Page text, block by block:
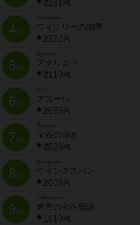
2281名
4位
Viticulture
ワイナリーの四季
2272名
5位
Agricola
アグリコラ
2119名
6位
Azul
アズール
2035名
7位
宝石の煌き
2028名
8位
Wingspan
ウイングスパン
2006名
9位
7 Wonders
世界の七不思議
1919名